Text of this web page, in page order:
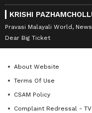
KRISHI
Pravasi Malayali World,
Dear Big Ticket
About Website
Terms Of Use
CSAM Policy
Complaint Redressal - TV